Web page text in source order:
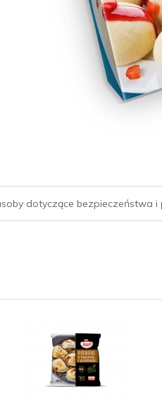
dotyczące bezpieczeństwa